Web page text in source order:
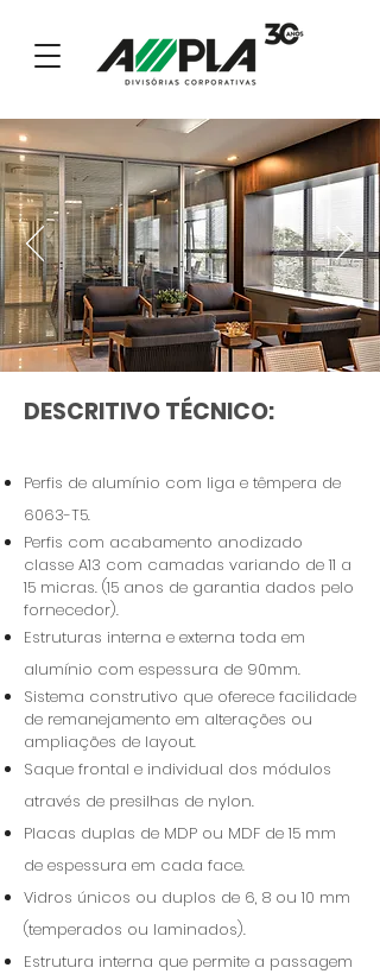
DESCRITIVO TÉCNICO:
Perfis de alumínio com liga e têmpera de
6063-T5.
Perfis com acabamento anodizado
classe A13 com camadas variando de 11 a
15 micras. (15 anos de garantia dados pelo
fornecedor).
Estruturas interna e externa toda em
alumínio com espessura de 90mm.
Sistema construtivo que oferece facilidade
de remanejamento em alterações ou
ampliações de layout.
Saque frontal e individual dos módulos
através de presilhas de nylon.
Placas duplas de MDP ou MDF de 15 mm
de espessura em cada face.
Vidros únicos ou duplos de 6, 8 ou 10 mm
(temperados ou laminados).
Estrutura interna que permite a passagem